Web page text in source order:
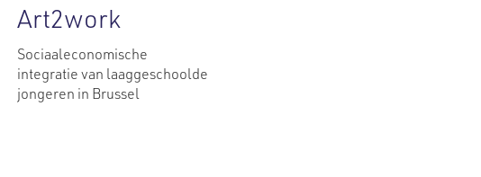
Art2work
Sociaaleconomische
integratie van laaggeschoolde
jongeren in Brussel